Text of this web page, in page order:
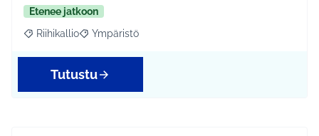
Etenee jatkoon
Rajaa tulokset aihepiirin mukaan: Riihikallio
Riihikallio Rajaa tulokset teeman mukaan: Ympäristö
Ympäristö
Tutustu